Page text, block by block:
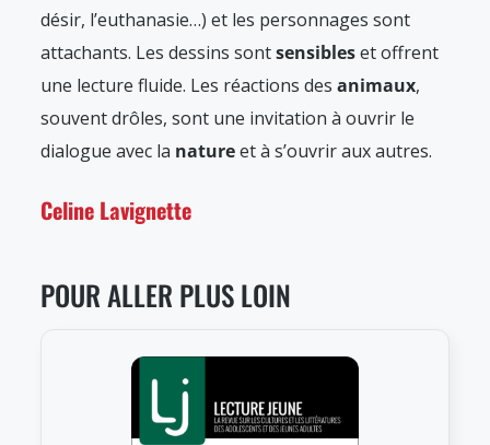
désir, l’euthanasie…) et les personnages sont
attachants. Les dessins sontsensibleset offrent
une lecture fluide. Les réactions des animaux,
souvent drôles, sont une invitation à ouvrir le
dialogue avec la natureet à s’ouvrir aux autres.
Celine Lavignette
POUR ALLER PLUS LOIN